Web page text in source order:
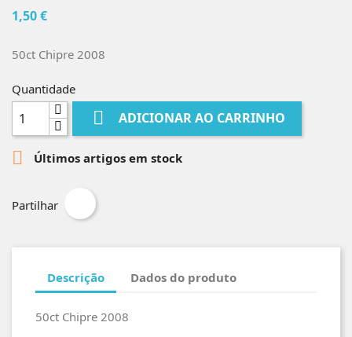
1,50 €
50ct Chipre 2008
Quantidade
 ADICIONAR AO CARRINHO
 Últimos artigos em stock
Partilhar
Descrição Dados do produto
50ct Chipre 2008